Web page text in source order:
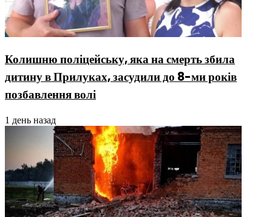
Колишню поліцейську, яка на смерть збила
дитину в Прилуках, засудили до 8-ми років
позбавлення волі
1 день назад